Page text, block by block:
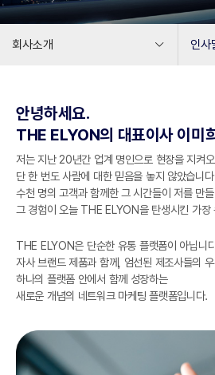
회사소개
비즈니스
쇼핑몰
고객센터
인사
핵
조직
오시
안녕하세요.
THE ELYON의 대표이사 이미
저는 지난 20년간 업계 명인으로 현장을 지켜오
단 한 번도 사람에 대한 믿음을 놓지 않았습니
수천 명의 고객과 함께한 그 시간들이 저를 만들
그 경험이 오늘 THE ELYON을 탄생시킨 가장
THE ELYON은 단순한 유통 플랫폼이 아닙니
자사 브랜드 제품과 함께, 엄선된 제조사들의
하나의 플랫폼 안에서 함께 성장하는
새로운 개념의 네트워크 마케팅 플랫폼입니다.